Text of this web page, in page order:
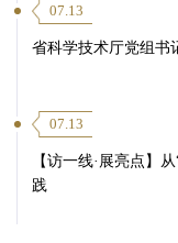
07.13
省科学技术厅党组书
07.13
【访一线·展亮点】
践